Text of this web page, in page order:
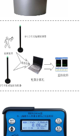
专家建议
部，不要
些男性把
大，因为
办公室、家
外出时可以
远。使用